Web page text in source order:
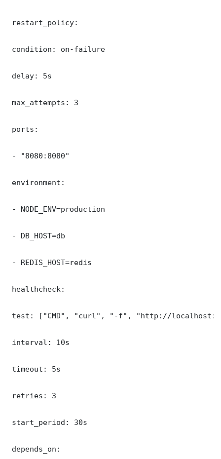
restart_policy:
condition: on-failure
delay: 5s
max_attempts: 3
ports:
- "8080:8080"
environment:
- NODE_ENV=production
- DB_HOST=db
- REDIS_HOST=redis
healthcheck:
test: ["CMD", "curl", "-f", "http://
interval: 10s
timeout: 5s
retries: 3
start_period: 30s
depends_on: